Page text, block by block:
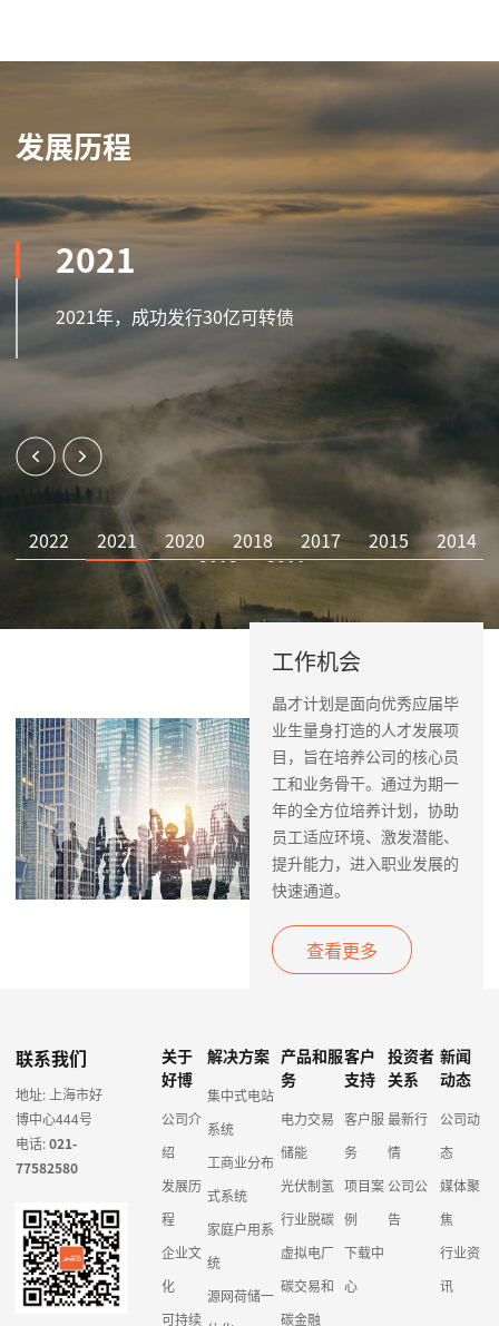
发展历程
2021
2021年，成功发行30亿可转债
2022 2021 2020 2018 2017 2015
2014
2013
2011
招贤纳士
工作机会
晶才计划是面向优秀应届毕
业生量身打造的人才发展项
目，旨在培养公司的核心员
工和业务骨干。通过为期一
年的全方位培养计划，协助
员工适应环境、激发潜能、
提升能力，进入职业发展的
快速通道。
查看更多
联系我们
地址: 上海市好
博中心444号
电话:021-
77582580
关于
好博
公司介
绍
发展历
程
企业文
化
可持续
解决方案
集中式电站
系统
工商业分布
式系统
家庭户用系
统
源网荷储一
产品和服
务
电力交易
储能
光伏制氢
行业脱碳
虚拟电厂
碳交易和
碳金融
客户
支持
客户服
务
项目案
例
下载中
心
投资者
关系
最新行
情
公司公
告
新闻
动态
公司动
态
媒体聚
焦
行业资
讯